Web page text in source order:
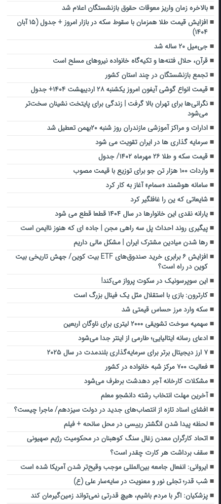
بالاخره زمان واریز معوقات حقوق بازنشستگان اعلام شد
افزایش قیمت طلا همزمان با سقوط سکه در بازار امروز + جدول (۱۵ آبان
۱۴۰۴)
جی‌میل ۲۰ ساله شد
قرآن، حلال فتنه‌ها و تکیه‌گاه خانواده نیروهای مسلح است
تجمع بازنشستگان در چند استان کشور
قیمت انواع گوشی آیفون امروز یکشنبه ۲۸ اردیبهشت ۱۴۰۴+ جدول
نگرانی‌ها برای تهران بالا گرفت | زندگی برای پایتخت نشینان سخت‌تر
می‌شود
ادارات و مراکز آموزشی مازندران روز شنبه ۲۰بهمن تعطیل شد
سرمایه گذاری ها در ایران تقویت می شود
قیمت سکه و طلا ۲۶ مهرماه ۱۴۰۲/ جدول
واردات ۱۰۰ هزار تن جو برای توزیع با قیمت مصوب
سامانه هوشمند «سمام» آغاز به کار کرد
شایعاتی که ین را غافلگیر کرد
یارانه نقدی این خانوارها در سال ۱۴۰۴ قطعا قطع می شود
پیگیری روند احداث پل سه راهی مجن | جاده ای که هنوز ناایمن است
رها شدن میادین مشترک ایران | مشکل مالی داریم
افزایش ۶ برابری خرید صندوق‌های ETF بیت کوین/ جهش تاریخی بیت
کوین در راه است؟
این سوپرسونیک در سکوت پرواز می‌کند!
کارترون: بازی با استقلال مثل یک فینال بزرگ است
سکه وارد مرز حساس قیمتی شد
سهمیه سوخت تشویقی ۲۰۰۰ لیتری برای ناوگان اربعین
ادعای رسانه ایتالیایی؛ طارمی از اینتر جدا می‌شود
۷ ارز دیجیتال برتر برای سرمایه‌گذاری بلندمدت در سال ۲۰۲۵
فعالیت ۷۰۰ مرکز شبه خانواده در کشور
مشکلات کارخانه آجر دهدشت برطرف می‌شود
آخرین مهلت انتخاب رشته دانشجو معلم
افشای اسناد تازه از انتصاب‌های جدید در دولت سیزدهم/ ماجرا چیست؟
لحظه پیدا شدن انگشتر رییسی در محل سانحه + فیلم
اتحاد کارگران معدن زغال سنگ کوهبنان در محکومیت رژیم صهیونی
سقف برداشت هر کارت چقدر است؟
ایروانی: انفعال جامعه بین‌المللی موجب وقیح‌تر شدن آمریکا شده است
شب قدر؛ تجلی نور و معنویت در سایه‌سار علی (ع)
پزشکیان: اگر با مردم باشیم، هیچ قدرتی نمی‌تواند زمین‌گیرمان کند